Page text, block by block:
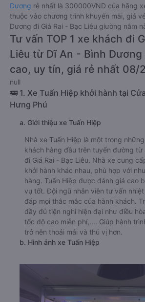
Dương rẻ nhất là 300000VND của hãng
thuộc vào chương trình khuyến mãi, giá
Dương đi Giá Rai - Bạc Liêu giường nằm
Tư vấn TOP 1 xe khách đi
Liêu từ Dĩ An - Bình
cao, uy tín, giá rẻ nhất 08/
null
🚌 1. Xe Tuấn Hiệp khởi hành tại
Hưng Phú
a. Giới thiệu xe Tuấn Hiệp
Nhà xe Tuấn Hiệp là một trong
khách hàng đầu trên tuyến đường từ
đi Giá Rai - Bạc Liêu. Nhà xe cung
khởi hành khác nhau, phù hợp với
hàng. Tuấn Hiệp được đánh giá cao
vụ tốt. Đội ngũ nhân viên tư vấn
đáp mọi thắc mắc của hành khách.
đầy đủ tiện nghi hiện đại như điều
tốc độ cao miễn phí,.... Giúp hành
trở nên thoải mái và thú vị hơn.
b. Hình ảnh xe Tuấn Hiệp